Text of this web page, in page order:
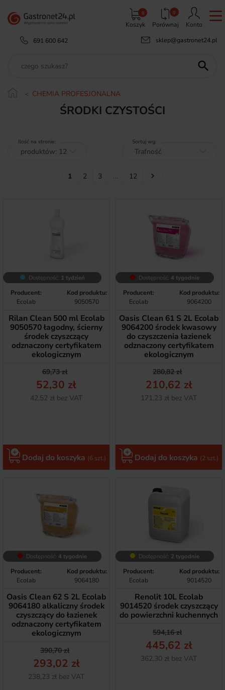
Koszyk
0 0
Porównaj
Konto
691 600 642
sklep@gastronet24.pl

CHEMIA PROFESJONALNA
ŚRODKI CZYSTOŚCI
Ilość na stronie: Sortuj wg:
1 2 3 … 12 Następny

Dostępność: 1 tydzień
Producent:
Ecolab
Kod produktu:
9050570
Rilan Clean 500 ml Ecolab
9050570 łagodny, ścierny
środek czyszczący
odznaczony certyfikatem
ekologicznym
Cena podstawowa
69,73 zł
Cena
52,30 zł
Netto
42,52 zł bez VAT
Dodaj do koszyka (6 szt.)
Dostępność: 4 tygodnie
Producent:
Ecolab
Kod produktu:
9064200
Oasis Clean 61 S 2L Ecolab
9064200 środek kwasowy
do czyszczenia łazienek
odznaczony certyfikatem
ekologicznym
Cena
280,82 zł
Cena
210,62 zł
Netto
171,23 zł bez VAT
Dodaj do koszyka (2 szt.)
Dostępność: 4 tygodnie
Producent:
Ecolab
Kod produktu:
9064180
Oasis Clean 62 S 2L Ecolab
9064180 alkaliczny środek
czyszczący do łazienek
odznaczony certyfikatem
ekologicznym
Cena podstawowa
390,70 zł
Cena
293,02 zł
Netto
238,23 zł bez VAT
Dostępność: 2 tygodnie
Producent:
Ecolab
Kod produktu:
9014520
Renolit 10L Ecolab
9014520 środek czyszczący
do powierzchni kuchennych
Cena
594,16 zł
Cena
445,62 zł
Netto
362,30 zł bez VAT